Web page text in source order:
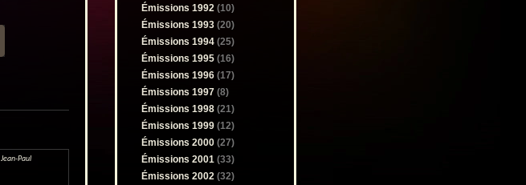
Jean-Paul
Émissions 1992 (10)
Émissions 1993 (20)
Émissions 1994 (25)
Émissions 1995 (16)
Émissions 1996 (17)
Émissions 1997 (8)
Émissions 1998 (21)
Émissions 1999 (12)
Émissions 2000 (27)
Émissions 2001 (33)
Émissions 2002 (32)